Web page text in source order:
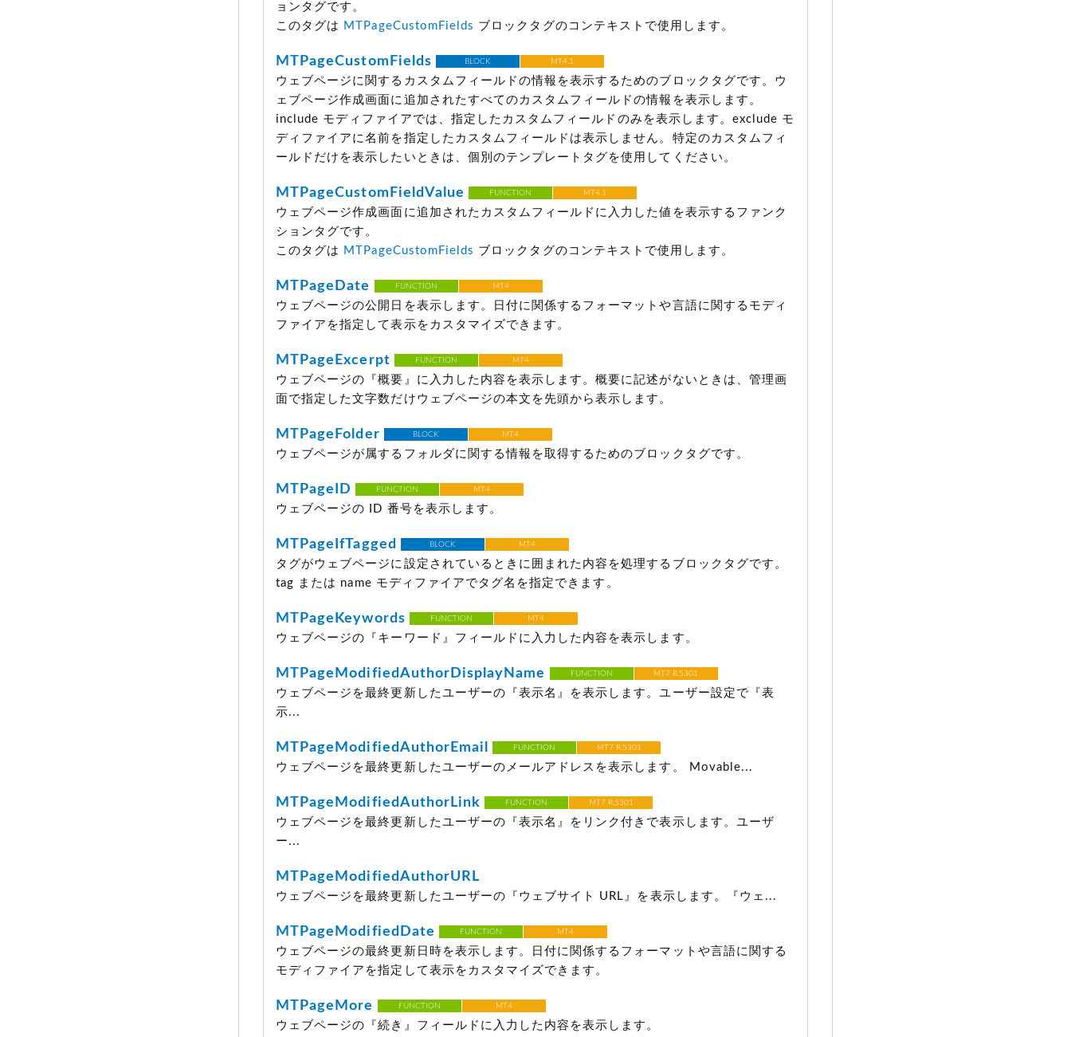
ョンタグです。
このタグは MTPageCustomFields ブロックタグのコンテキストで使用します。
MTPageCustomFields BLOCK MT4.1
ウェブページに関するカスタムフィールドの情報を表示するためのブロックタグです。ウ
ェブページ作成画面に追加されたすべてのカスタムフィールドの情報を表示します。
include モディファイアでは、指定したカスタムフィールドのみを表示します。exclude モ
ディファイアに名前を指定したカスタムフィールドは表示しません。特定のカスタムフィ
ールドだけを表示したいときは、個別のテンプレートタグを使用してください。
MTPageCustomFieldValue FUNCTION MT4.1
ウェブページ作成画面に追加されたカスタムフィールドに入力した値を表示するファンク
ションタグです。
このタグは MTPageCustomFields ブロックタグのコンテキストで使用します。
MTPageDate FUNCTION MT4
ウェブページの公開日を表示します。日付に関係するフォーマットや言語に関するモディ
ファイアを指定して表示をカスタマイズできます。
MTPageExcerpt FUNCTION MT4
ウェブページの『概要』に入力した内容を表示します。概要に記述がないときは、管理画
面で指定した文字数だけウェブページの本文を先頭から表示します。
MTPageFolder BLOCK MT4
ウェブページが属するフォルダに関する情報を取得するためのブロックタグです。
MTPageID FUNCTION MT4
ウェブページの ID 番号を表示します。
MTPageIfTagged BLOCK MT4
タグがウェブページに設定されているときに囲まれた内容を処理するブロックタグです。
tag または name モディファイアでタグ名を指定できます。
MTPageKeywords FUNCTION MT4
ウェブページの『キーワード』フィールドに入力した内容を表示します。
MTPageModifiedAuthorDisplayName FUNCTION MT7 R.5301
ウェブページを最終更新したユーザーの『表示名』を表示します。ユーザー設定で『表
示...
MTPageModifiedAuthorEmail FUNCTION MT7 R.5301
ウェブページを最終更新したユーザーのメールアドレスを表示します。 Movable...
MTPageModifiedAuthorLink FUNCTION MT7 R.5301
ウェブページを最終更新したユーザーの『表示名』をリンク付きで表示します。ユーザ
ー...
MTPageModifiedAuthorURL
ウェブページを最終更新したユーザーの『ウェブサイト URL』を表示します。『ウェ...
MTPageModifiedDate FUNCTION MT4
ウェブページの最終更新日時を表示します。日付に関係するフォーマットや言語に関する
モディファイアを指定して表示をカスタマイズできます。
MTPageMore FUNCTION MT4
ウェブページの『続き』フィールドに入力した内容を表示します。